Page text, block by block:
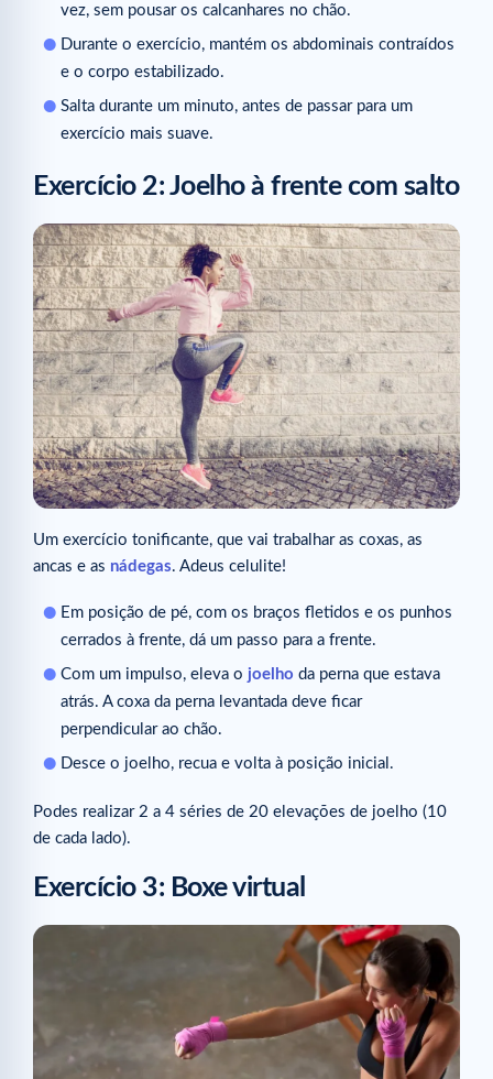
vez, sem pousar os calcanhares no chão.
Durante o exercício, mantém os abdominais contraídos
e o corpo estabilizado.
Salta durante um minuto, antes de passar para um
exercício mais suave.
Exercício 2: Joelho à frente com salto
Um exercício tonificante, que vai trabalhar as coxas, as
ancas e as nádegas. Adeus celulite!
Em posição de pé, com os braços fletidos e os punhos
cerrados à frente, dá um passo para a frente.
Com um impulso, eleva o joelho da perna que estava
atrás. A coxa da perna levantada deve ficar
perpendicular ao chão.
Desce o joelho, recua e volta à posição inicial.
Podes realizar 2 a 4 séries de 20 elevações de joelho (10
de cada lado).
Exercício 3: Boxe virtual